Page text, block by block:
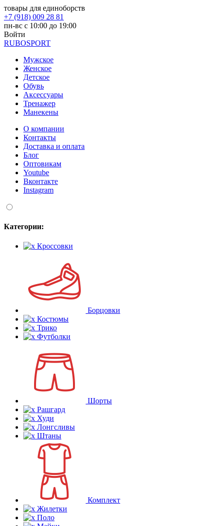
товары для единоборств
+7 (918) 009 28 81
пн-вс с 10:00 до 19:00
Войти
RUBOSPORT
Мужское
Женское
Детское
Обувь
Аксессуары
Тренажер
Манекены
О компании
Контакты
Доставка и оплата
Блог
Оптовикам
Youtube
Вконтакте
Instagram
Категории:
Кроссовки
Борцовки
Костюмы
Трико
Футболки
Шорты
Рашгард
Худи
Лонгсливы
Штаны
Комплект
Жилетки
Поло